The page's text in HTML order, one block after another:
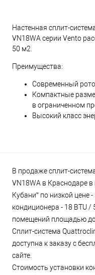
Настенная сплит-
VN18WA серии Vento
50 м2.
Преимущества:
Современный
Компактные
в ограниченном
Высокий класс
В продаже сплит-
VN18WA в Краснодаре в
Кубани” по низкой цене
кондиционера - 18 BTU /
помещений площадью
Сплит-система
доступна к заказу с
сайте.
Стоимость установки